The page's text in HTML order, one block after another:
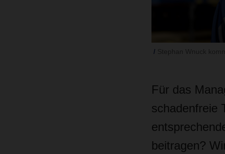
Für das
schadenfreie
beitragen?